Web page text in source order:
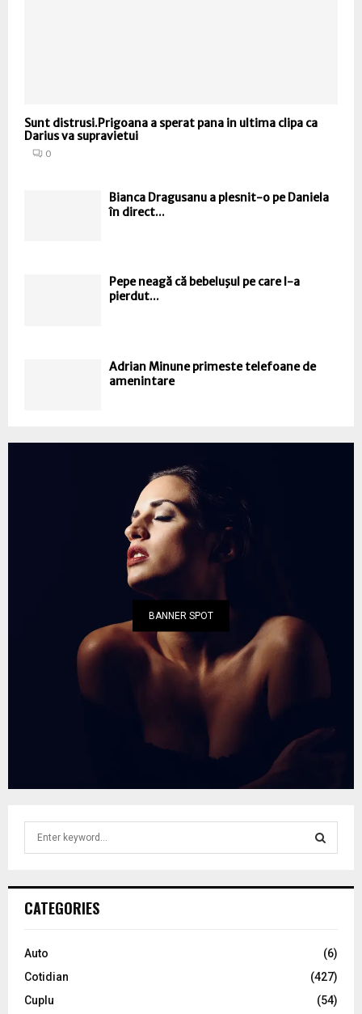
Sunt distrusi.Prigoana a sperat pana in ultima clipa ca
Darius va supravietui
0
Bianca Dragusanu a plesnit-o pe Daniela
în direct...
Pepe neagă că bebeluşul pe care l-a
pierdut...
Adrian Minune primeste telefoane de
amenintare
BANNER SPOT
h
o
:
C
CATEGORIES
Auto
(6)
Cotidian
(427)
Cuplu
(54)